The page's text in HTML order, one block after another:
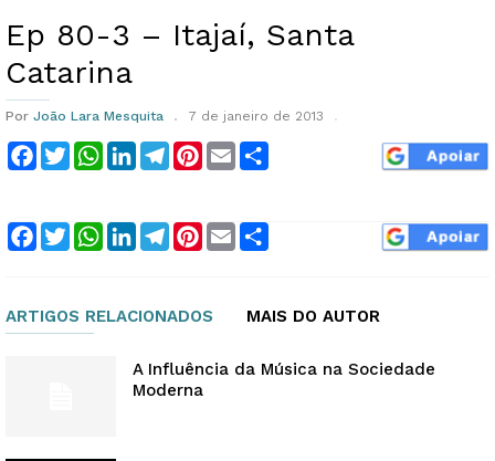
Ep 80-3 – Itajaí, Santa
Catarina
Por João Lara Mesquita 7 de janeiro de 2013
Facebook
TwitterWhatsApp
LinkedInTelegram
Pinterest
Email
Facebook
TwitterWhatsApp
LinkedInTelegram
Pinterest
Email
ARTIGOS RELACIONADOS MAIS DO AUTOR
A Influência da Música na Sociedade
Moderna